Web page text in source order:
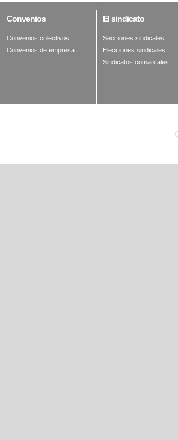
Convenios
Convenios colectivos
Convenios de empresa
Elsindicato
Secciones sindicales
Elecciones sindicales
Sindicatos comarcales